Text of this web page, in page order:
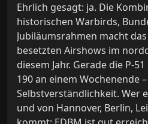
Ehrlich gesagt: ja. Die
historischen Warbirds,
Jubiläumsrahmen macht
besetzten Airshows im
diesem Jahr. Gerade die P-
190 an einem Wochenende
Selbstverständlichkeit. Wer
und von Hannover, Berlin,